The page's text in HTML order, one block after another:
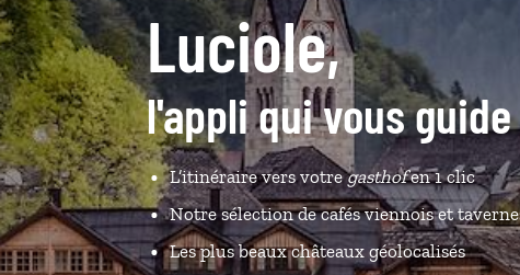
Luciole,
l'appli qui vous
L’itinéraire vers votregasthofen 1 clic
Notre sélection de cafés viennois et
Les plus beaux châteaux géolocalisés